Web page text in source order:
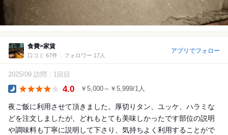
食費>家賃
口コミ 67件 フォロワー 17人
アプリでフォロー
2025/09 訪問 1回目
4.0 ￥5,000～￥5,999/1人
夜ご飯に利用させて頂きました。厚切りタン、ユッケ、ハラミな
どを注文しましたが、どれもとても美味しかったです部位の説明
や調味料も丁寧に説明して下さり、気持ちよく利用することがで